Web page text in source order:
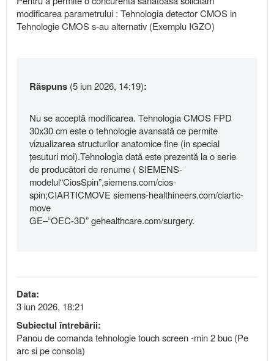
modificarea parametrului : Tehnologia detector CMOS in
Tehnologie CMOS s-au alternativ (Exemplu IGZO)
Răspuns (5 iun 2026, 14:19):
Nu se acceptă modificarea. Tehnologia CMOS FPD
30x30 cm este o tehnologie avansată ce permite
vizualizarea structurilor anatomice fine (in special
țesuturi moi).Tehnologia dată este prezentă la o serie
de producători de renume ( SIEMENS-
modelul“CiosSpin”,siemens.com/cios-
spin;CIARTICMOVE siemens-healthineers.com/ciartic-
move
GE–“OEC-3D” gehealthcare.com/surgery.
Data:
3 iun 2026, 18:21
Subiectul întrebării:
Panou de comanda tehnologie touch screen -min 2 buc (Pe
arc si pe consola)